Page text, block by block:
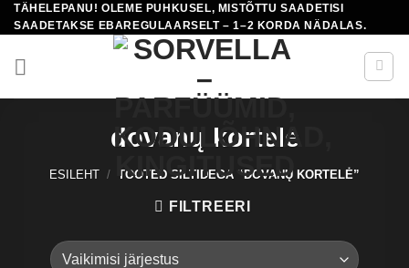
Skip
to
content
TÄHELEPANU! OLEME PUHKUSEL, MISTÕTTU SAADETISI
SAADETAKSE EBAREGULAARSELT – 1–2 KORDA NÄDALAS.
dovanų kortelė
ESILEHT / TOOTED SILTIDEGA “DOVANŲ KORTELĖ”
FILTREERI